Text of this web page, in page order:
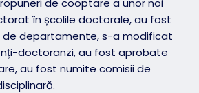
în școlile doctorale, au fost
de departamente, s-a modificat
doctoranzi, au fost aprobate
au fost numite comisii de